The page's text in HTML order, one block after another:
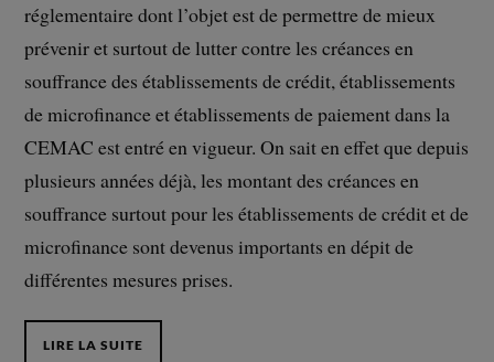
réglementaire dont l’objet est de permettre de mieux
prévenir et surtout de lutter contre les créances en
souffrance des établissements de crédit, établissements
de microfinance et établissements de paiement dans la
CEMAC est entré en vigueur. On sait en effet que depuis
plusieurs années déjà, les montant des créances en
souffrance surtout pour les établissements de crédit et de
microfinance sont devenus importants en dépit de
différentes mesures prises.
LIRE LA SUITE